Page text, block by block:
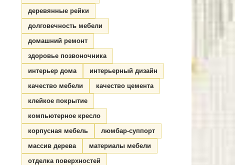
деревянные рейки
долговечность мебели
домашний ремонт
здоровье позвоночника
интерьер дома
интерьерный дизайн
качество мебели
качество цемента
клейкое покрытие
компьютерное кресло
корпусная мебель
люмбар-суппорт
массив дерева
материалы мебели
отделка поверхностей